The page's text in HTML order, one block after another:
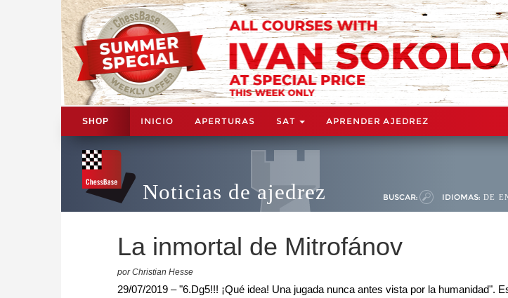
SHOP INICIO APERTURAS SAT APRENDER AJEDREZ
Noticias de ajedrez BUSCAR: IDIOMAS: DE
La inmortal de Mitrofánov
por Christian Hesse
29/07/2019 – "6.Dg5!!! ¡Qué idea! Una jugada nunca antes vista por la humanidad".